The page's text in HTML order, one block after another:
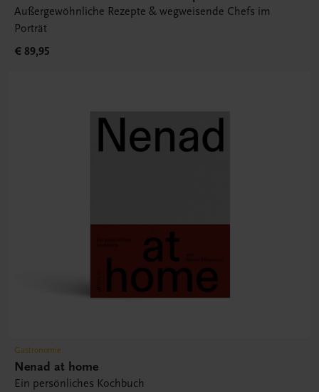
Außergewöhnliche Rezepte & wegweisende Chefs im
Porträt
€ 89,95
Gastronomie
Nenad at home
Ein persönliches Kochbuch